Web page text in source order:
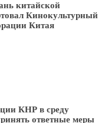
китайской
Кинокультурный
Китая
КНР в среду
ответные меры